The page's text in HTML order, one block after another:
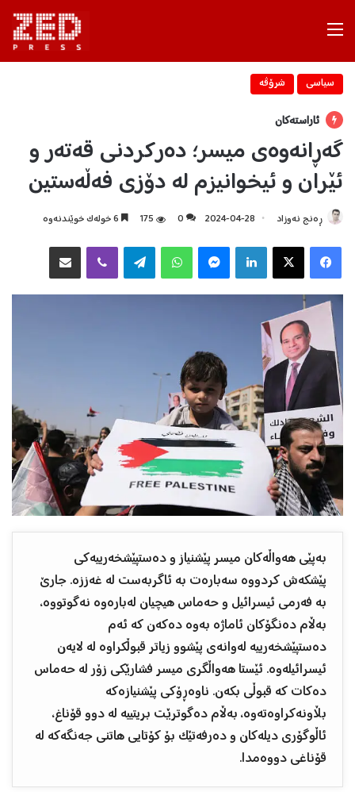
سیاسی شرۆڤه‌
ئاراستەکان
گەڕانەوەی میسر؛ دەرکردنی قەتەر و
ئێران و ئیخوانیزم لە دۆزی فەڵەستین
ڕه‌نج نه‌وزاد 2024-04-28
0
175
X
Telegram
بەپێی هەواڵەکان میسر پێشنیاز و دەستپێشخەرییەکی
پێشکەش کردووە سەبارەت بە ئاگربەست لە غەززە. جارێ
بە فەرمی ئیسرائیل و حەماس هیچیان لەبارەوە نەگوتووە،
بەڵام دەنگۆکان ئاماژە بەوە دەکەن کە ئەم
دەستپێشخەرییە لەوانەی پێشوو زیاتر قبوڵکراوە لە لایەن
ئیسرائیلەوە. ئێستا هەواڵگری میسر فشارێکی زۆر لە حەماس
دەکات کە قبوڵی بکەن. ناوەڕۆکی پێشنیازەکە
بڵاونەکراوەتەوە، بەڵام دەگوترێت بریتییە لە دوو قۆناغ،
ئاڵوگۆری دیلەکان و دەرفەتێک بۆ کۆتایی هاتنی جەنگەکە لە
قۆناغی دووەمدا.